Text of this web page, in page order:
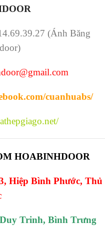
(Ánh Băng
cuanhuabs/
HOABINHDOOR
Hiệp Bình Phước, Thủ
Trinh, Bình Trưng